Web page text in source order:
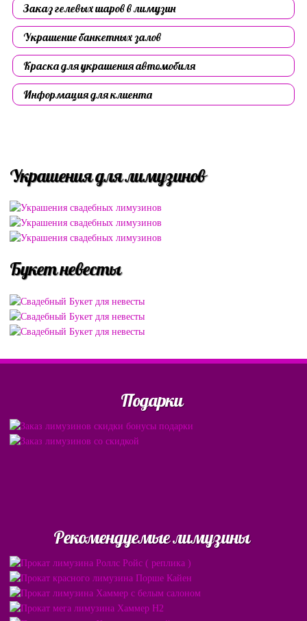
Заказ гелевых шаров в лимузин
Украшение банкетных залов
Краска для украшения автомобиля
Информация для клиента
Украшения для лимузинов
Букет невесты
Подарки
Рекомендуемые лимузины